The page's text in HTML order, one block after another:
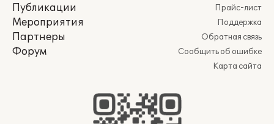
Публикации
Мероприятия
Партнеры
Форум
Прайс-лист
Поддержка
Обратная связь
Сообщить об ошибке
Карта сайта